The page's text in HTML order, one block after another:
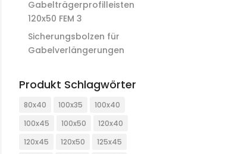
Gabelträgerprofilleisten
120x50 FEM 3
Sicherungsbolzen für
Gabelverlängerungen
Produkt Schlagwörter
80x40 100x35
100x40
100x45
100x50
120x40
120x45
120x50
125x45